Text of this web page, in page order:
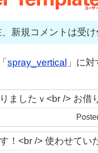
新規コメントは受
spray_vertical 」に
ましたｖ<br /> お借
！<br /> 使わせてい